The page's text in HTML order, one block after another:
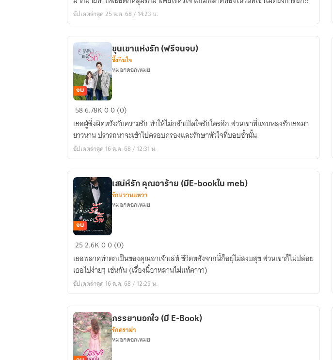
ร้าย
กับ
จอม
โหด
(มี
E-
book)
อัปเดตล่าสุด 25 ส.ค. 68 / 14:23 น.
ขุนเขา
แห่ง
รัก
(ฟรี
จนจบ)
จบ
ขุนเขาแห่งรัก (ฟรีจนจบ)
ซึ้งกินใจ
หมอกดอกเหมย
586.78K00 (0)
เธอผู้ซึ่งผิดหวังกับความรัก ทำให้ไม่กล้าเปิดใจรักใครอีก ส่วนเขาที่แอบหลงรักเธอมา
ยาวนาน ปรารถนาจะเข้าไปครอบครองและรักษาหัวใจที่บอบช้ำนั้น
อัปเดตล่าสุด 16 ส.ค. 68 / 12:31 น.
เสน่ห์
คุณ
อา
ร้าย
bookใน
meb)
จบ
เสน่ห์รัก คุณอาร้าย (มีE-bookใน meb)
รักหวานแหวว
หมอกดอกเหมย
252.6K00 (0)
เธอพลาดท่าตกเป็นของคุณอาเจ้าเล่ห์ ชีวิตหลังจากนี้ก็อยุ่ไม่สงบสุข ส่วนเขาก็ไม่ปล่อย
เธอไปง่ายๆ เช่นกัน (เรื่องนี้อาหลานไม่แท้คาาา)
อัปเดตล่าสุด 16 ส.ค. 68 / 12:29 น.
ภรรยานอกใจ (มี E-Book)
รักดราม่า
หมอกดอกเหมย